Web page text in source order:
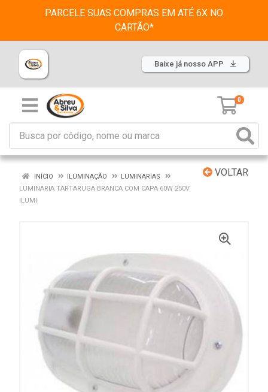
PARCELE SUAS COMPRAS EM ATÉ 6X NO
CARTÃO*
Baixe já nosso APP
0
VOLTAR
INÍCIO ILUMINAÇÃO
LUMINARIAS
LUMINARIA TARTARUGA BRANCA COM CAPA 60W 250V
ILUMI